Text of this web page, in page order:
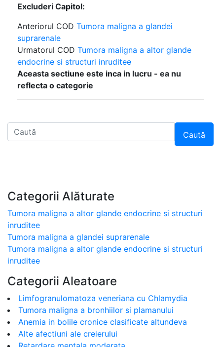
Excluderi Capitol:
Anteriorul COD Tumora maligna a glandei
suprarenale
Urmatorul COD Tumora maligna a altor glande
endocrine si structuri inruditee
Aceasta sectiune este inca in lucru - ea nu
reflecta o categorie
Caută
Categorii Alăturate
Tumora maligna a altor glande endocrine si structuri
inruditee
Tumora maligna a glandei suprarenale
Tumora maligna a altor glande endocrine si structuri
inruditee
Categorii Aleatoare
Limfogranulomatoza veneriana cu Chlamydia
Tumora maligna a bronhiilor si plamanului
Anemia in bolile cronice clasificate altundeva
Alte afectiuni ale creierului